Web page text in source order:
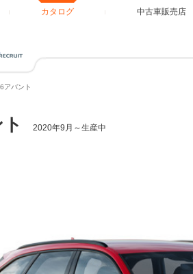
カタログ 中古車販売店
アバント
2020年9月～生産中